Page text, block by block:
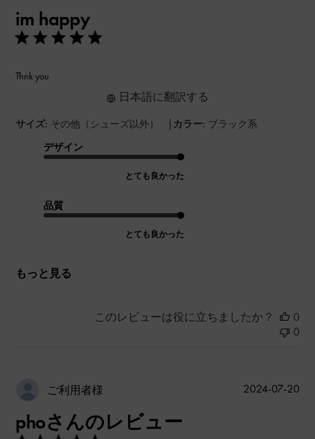
im happy
Thnk you
サイズ: その他（シューズ以外） | カラー: ブラック系
デザイン
とても良かった
品質
とても良かった
もっと見る
日本語に翻訳する
このレビューは役に立ちましたか？
0
0
ご利用者様
phoさんのレビュー
公
2024-07-20